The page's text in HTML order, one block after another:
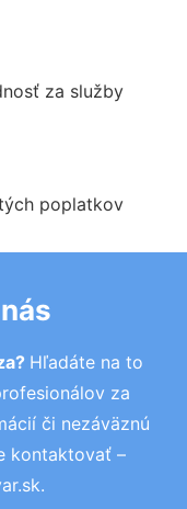
za služby
poplatkov
Hľadáte na to
za
či nezáväznú
kontaktovať –